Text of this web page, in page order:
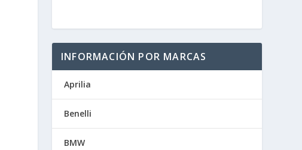
INFORMACIÓN POR MARCAS
Aprilia
Benelli
BMW